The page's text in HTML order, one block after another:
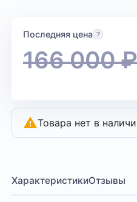
Последняя цена
166 000₽
Товара нет в
ХарактеристикиОтзывы